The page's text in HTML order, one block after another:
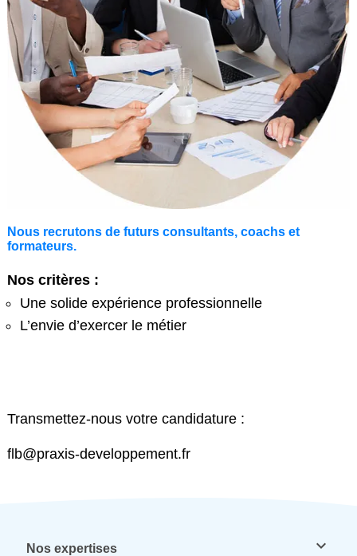
Nous recrutons de futurs consultants, coachs et
formateurs.
Nos critères :
Une solide expérience professionnelle
L’envie d’exercer le métier
Transmettez-nous votre candidature :
flb@praxis-developpement.fr
Nos expertises keyboard_arrow_down